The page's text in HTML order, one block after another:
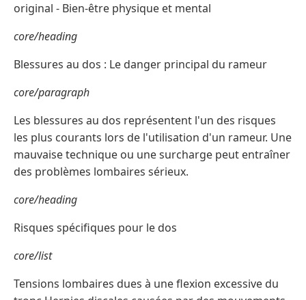
original - Bien-être physique et mental
core/heading
Blessures au dos : Le danger principal du rameur
core/paragraph
Les blessures au dos représentent l'un des risques
les plus courants lors de l'utilisation d'un rameur. Une
mauvaise technique ou une surcharge peut entraîner
des problèmes lombaires sérieux.
core/heading
Risques spécifiques pour le dos
core/list
Tensions lombaires dues à une flexion excessive du